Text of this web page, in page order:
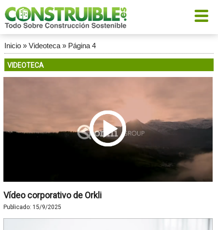
Inicio» Videoteca» Página 4
VIDEOTECA
Vídeo corporativo de Orkli
Publicado: 15/9/2025